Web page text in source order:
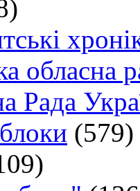
обласна
Рада
(579)